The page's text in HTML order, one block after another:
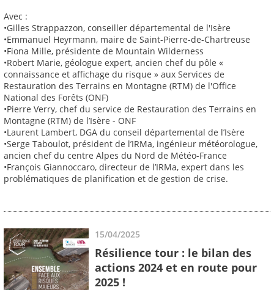
Avec :
•Gilles Strappazzon, conseiller départemental de l'Isère
•Emmanuel Heyrmann, maire de Saint-Pierre-de-Chartreuse
•Fiona Mille, présidente de Mountain Wilderness
•Robert Marie, géologue expert, ancien chef du pôle «
connaissance et affichage du risque » aux Services de
Restauration des Terrains en Montagne (RTM) de l'Office
National des Forêts (ONF)
•Pierre Verry, chef du service de Restauration des Terrains en
Montagne (RTM) de l’Isère - ONF
•Laurent Lambert, DGA du conseil départemental de l’Isère
•Serge Taboulot, président de l’IRMa, ingénieur météorologue,
ancien chef du centre Alpes du Nord de Météo-France
•François Giannoccaro, directeur de l’IRMa, expert dans les
problématiques de planification et de gestion de crise.
15/04/2025
Résilience tour : le bilan des
actions 2024 et en route pour
2025 !